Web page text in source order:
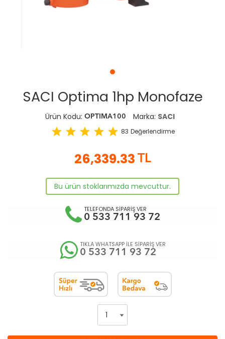
SACI Optima 1hp Monofaze
Ürün Kodu: OPTIMA100 Marka: SACI
star star star star star 83 Değerlendirme
26,339.33 TL
Bu ürün stoklarımızda mevcuttur.
TELEFONDA SİPARİŞ VER
0 533 711 93 72
TIKLA WHATSAPP İLE SİPARİŞ VER
0 533 711 93 72